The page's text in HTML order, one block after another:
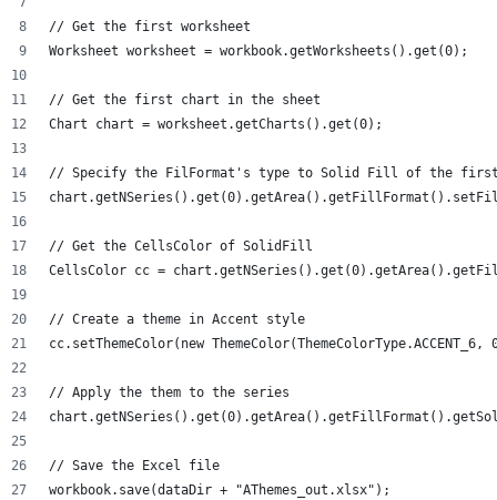
// Get the first worksheet
Worksheet worksheet = workbook.getWorksheets().get(0);
// Get the first chart in the sheet
Chart chart = worksheet.getCharts().get(0);
// Specify the FilFormat's type to Solid Fill of the
// Get the CellsColor of SolidFill
CellsColor cc =
// Create a theme in Accent style
cc.setThemeColor(new
// Apply the them to the series
// Save the Excel file
workbook.save(dataDir + "AThemes_out.xlsx");